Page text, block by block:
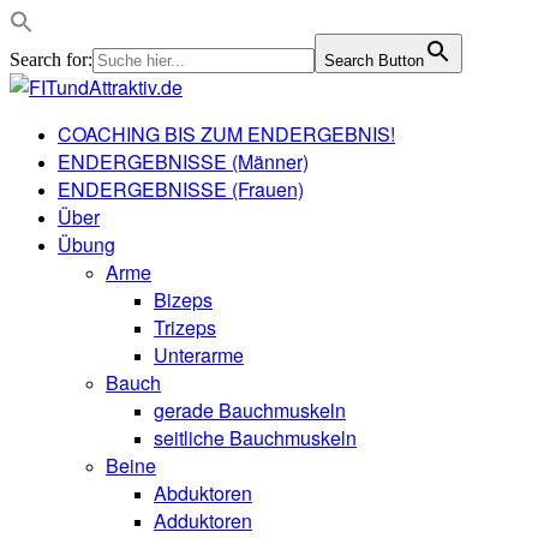
Search for: Search Button
COACHING BIS ZUM ENDERGEBNIS!
ENDERGEBNISSE (Männer)
ENDERGEBNISSE (Frauen)
Über
Übung
Arme
Bizeps
Trizeps
Unterarme
Bauch
gerade Bauchmuskeln
seitliche Bauchmuskeln
Beine
Abduktoren
Adduktoren